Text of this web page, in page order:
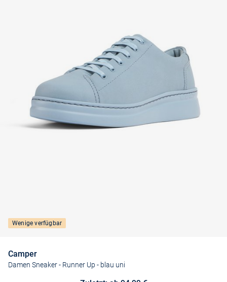
Wenige verfügbar
Camper
Damen Sneaker - Runner Up - blau uni